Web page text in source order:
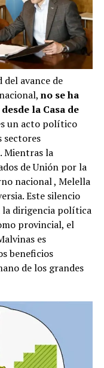
del avance de
no se ha
la Casa de
un acto político
sectores
Mientras la
de Unión por la
nacional, Melella
Este silencio
la dirigencia política
provincial, el
es
beneficios
de los grandes